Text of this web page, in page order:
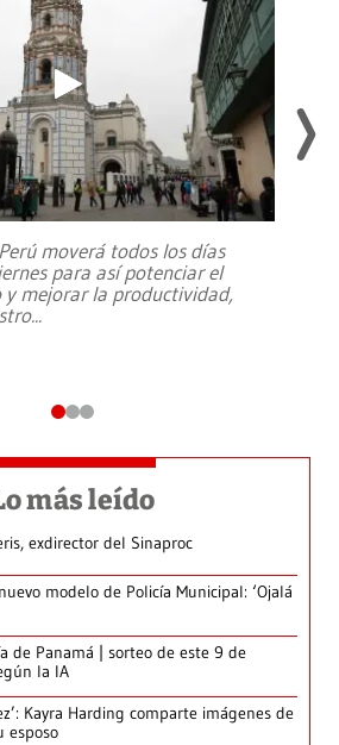
moverá todos los días
para así potenciar el
mejorar la productividad,
...
más leído
exdirector del Sinaproc
modelo de Policía Municipal: ‘Ojalá
de Panamá | sorteo de este 9 de
la IA
Kayra Harding comparte imágenes de
esposo